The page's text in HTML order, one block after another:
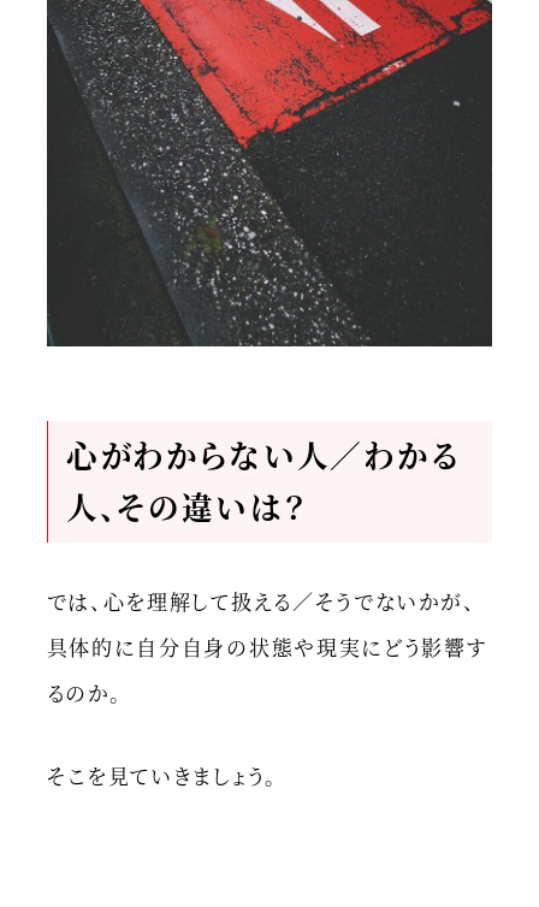
心がわからない人／わかる
人、その違いは？
では、心を理解して扱える／そうでないかが、
具体的に自分自身の状態や現実にどう影響す
るのか。
そこを見ていきましょう。